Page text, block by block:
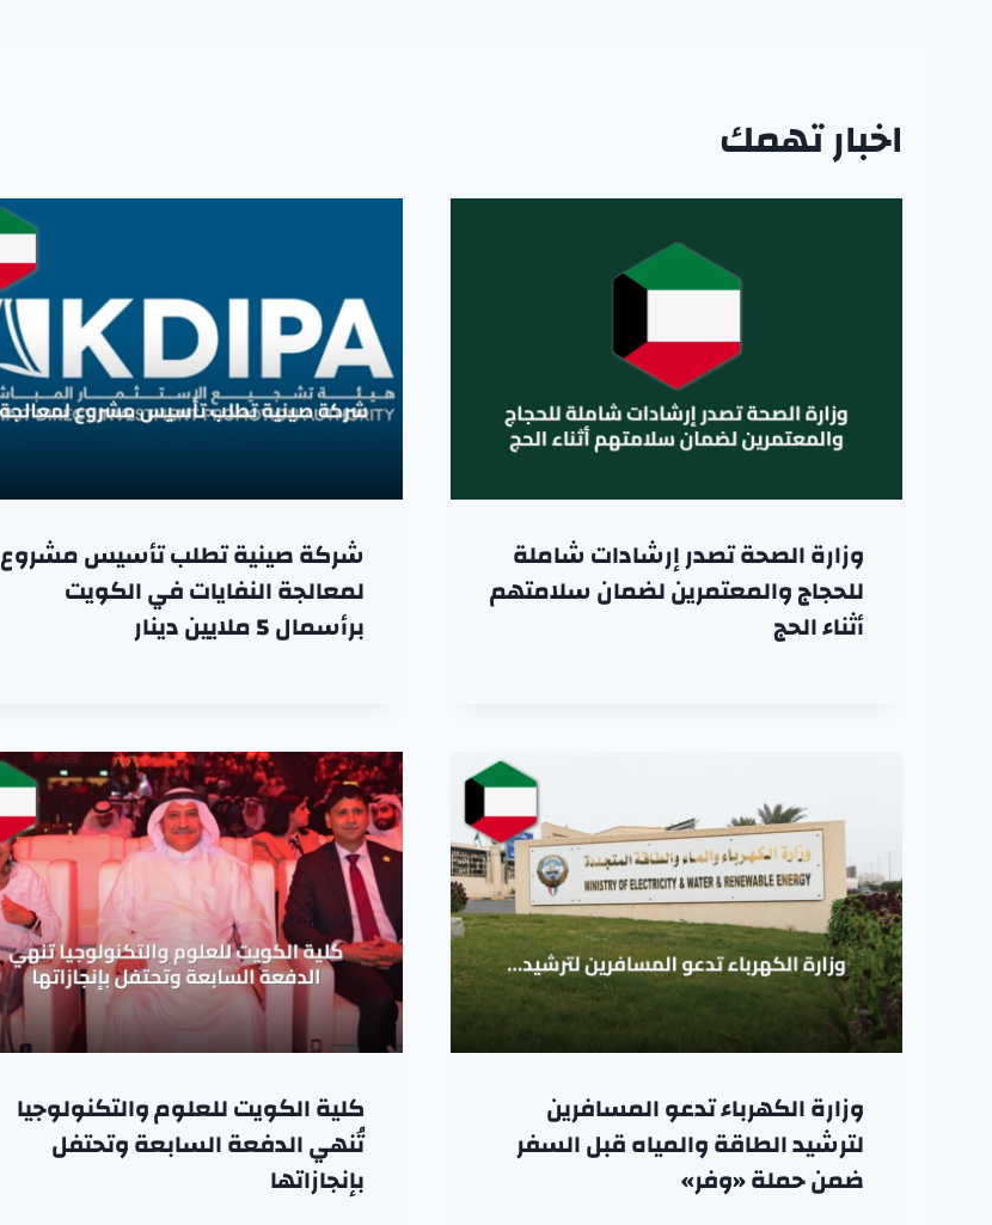
اخبار تهمك
وزارة الصحة تصدر إرشادات شاملة
للحجاج والمعتمرين لضمان سلامتهم
أثناء الحج
شركة صينية تطلب تأسيس مشروع
لمعالجة النفايات في الكويت
برأسمال 5 ملايين دينار
وزارة الكهرباء تدعو المسافرين
لترشيد الطاقة والمياه قبل السفر
ضمن حملة «وفر»
كلية الكويت للعلوم والتكنولوجيا
تُنهي الدفعة السابعة وتحتفل
بإنجازاتها